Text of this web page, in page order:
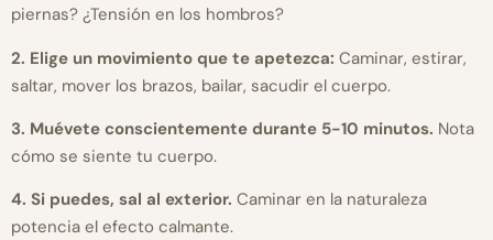
piernas? ¿Tensión en los hombros?
2. Elige un movimiento que te apetezca: Caminar, estirar,
saltar, mover los brazos, bailar, sacudir el cuerpo.
3. Muévete conscientemente durante 5-10 minutos. Nota
cómo se siente tu cuerpo.
4. Si puedes, sal al exterior. Caminar en la naturaleza
potencia el efecto calmante.